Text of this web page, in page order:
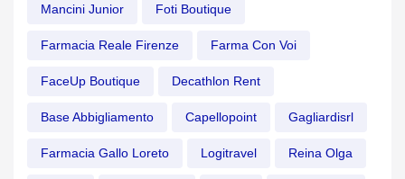
Mancini Junior Foti Boutique
Farmacia Reale Firenze Farma Con Voi
FaceUp Boutique Decathlon Rent
Base Abbigliamento Capellopoint Gagliardisrl
Farmacia Gallo Loreto Logitravel Reina Olga